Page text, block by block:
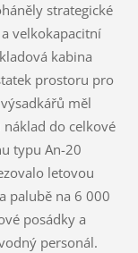
strategické
a velkokapacitní
kabina
prostoru pro
měl
do celkové
typu An-20
letovou
palubě na 6 000
posádky a
personál.